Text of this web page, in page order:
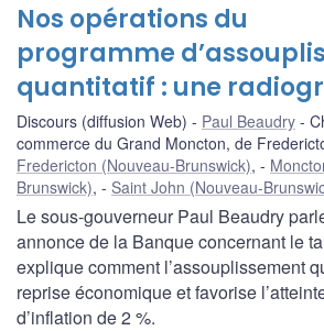
Nos opérations du
programme
quantitatif : une
Discours (diffusion Web) Paul Beaudry
commerce du Grand Moncton, de
Fredericton (Nouveau-Brunswick),
Brunswick), Saint John (Nouveau-
Le sous-gouverneur Paul Beaudry
annonce de la Banque concernant le
explique comment l’assouplissement
reprise économique et favorise
d’inflation de 2 %.